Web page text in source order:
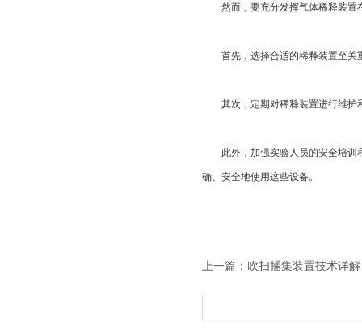
然而，要充分发挥气体稀释装置
首先，选择合适的稀释装置至关重
其次，定期对稀释装置进行维护和
此外，加强实验人员的安全培训和
确、安全地使用这些设备。
上一篇： 吹扫捕集装置技术详